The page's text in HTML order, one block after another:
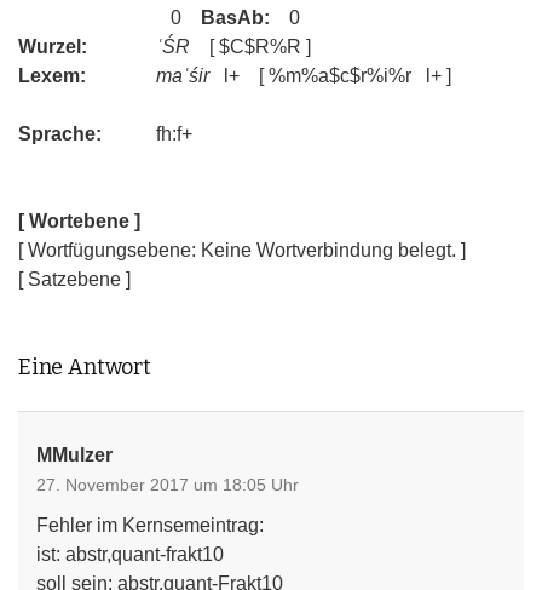
0
BasAb:
0
Wurzel:
ʿŚR [ $C$R%R ]
Lexem:
maʿśirl+ [ %m%a$c$r%i%r l+ ]
Sprache: fh:f+
[ Wortebene ]
[ Wortfügungsebene: Keine Wortverbindung belegt. ]
[ Satzebene ]
Eine Antwort
MMulzer
27. November 2017 um 18:05 Uhr
Fehler im Kernsemeintrag:
ist: abstr,quant-frakt10
soll sein: abstr,quant-Frakt10